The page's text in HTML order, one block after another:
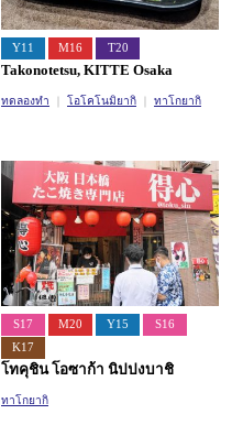
Y11 M16 T20
Takonotetsu, KITTE Osaka
ทดลองทำ โอโคโนมิยากิ ทาโกยากิ
S17 M20 Y15
S16
K17
โทคุชิน โอซาก้า นิปปงบาชิ
ทาโกยากิ